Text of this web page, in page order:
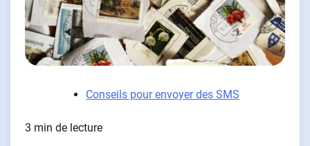
Conseils pour envoyer des SMS
3 min de lecture